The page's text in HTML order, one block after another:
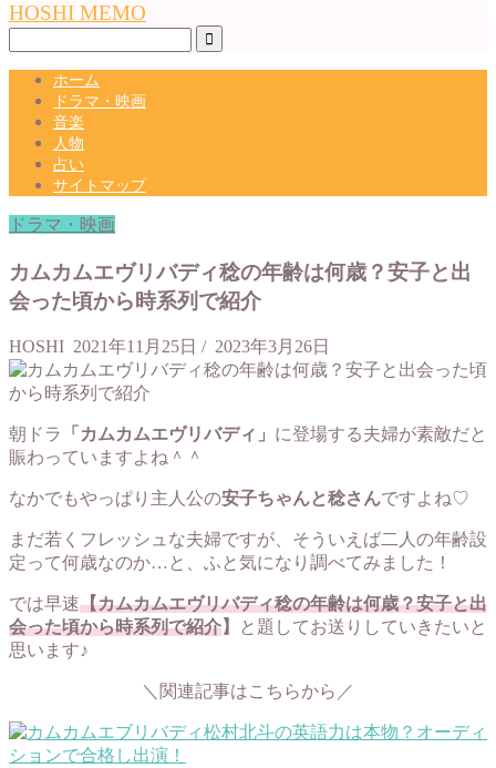
HOSHI MEMO
ホーム
ドラマ・映画
音楽
人物
占い
サイトマップ
ドラマ・映画
カムカムエヴリバディ稔の年齢は何歳？安子と出
会った頃から時系列で紹介
HOSHI 2021年11月25日 / 2023年3月26日
朝ドラ 「カムカムエヴリバディ」 に登場する夫婦が素敵だと
賑わっていますよね＾＾
なかでもやっぱり主人公の安子ちゃんと稔さんですよね♡
まだ若くフレッシュな夫婦ですが、そういえば二人の年齢設
定って何歳なのか…と、ふと気になり調べてみました！
では早速【カムカムエヴリバディ稔の年齢は何歳？安子と出
会った頃から時系列で紹介】
と題してお送りしていきたいと
思います♪
＼関連記事はこちらから／